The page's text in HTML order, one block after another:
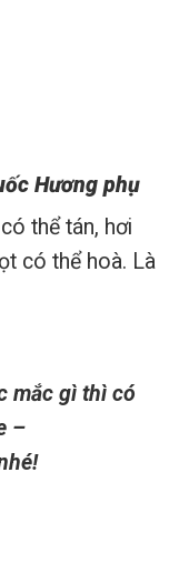
Hương phụ
thể tán, hơi
có thể hoà. Là
mắc gì thì có
–